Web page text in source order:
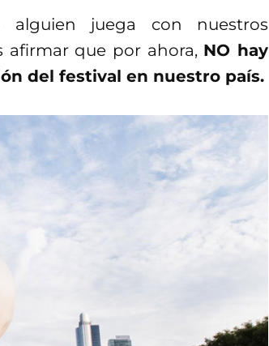
juega con nuestros
afirmar que por ahora, NO hay
del festival en nuestro país.